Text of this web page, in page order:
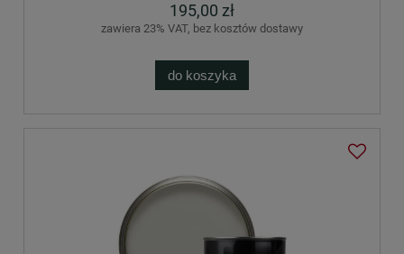
195,00 zł
zawiera 23% VAT, bez kosztów dostawy
do koszyka